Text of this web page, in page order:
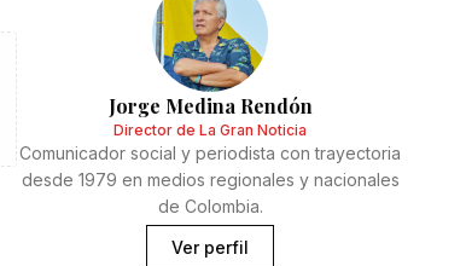
Jorge Medina Rendón
Director de La Gran Noticia
Comunicador social y periodista con trayectoria
desde 1979 en medios regionales y nacionales
de Colombia.
Ver perfil